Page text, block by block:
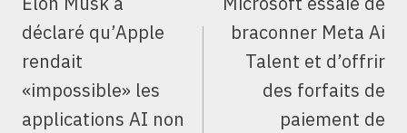
L’ARTICLE
déclaré qu’Apple
rendait
«impossible» les
applications AI non
braconner Meta Ai
Talent et d’offrir
des forfaits de
paiement de